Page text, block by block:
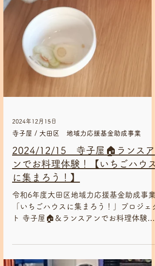
2024年12月15日
寺子屋 / 大田区 地域力応援基金助成事業
2024/12/15 寺子屋🏠ランスア
ンでお料理体験！【いちごハウス
に集まろう！】
「いちごハウスに集まろう！」プロジェク
ト 寺子屋🏠＆ランスアンでお料理体験！